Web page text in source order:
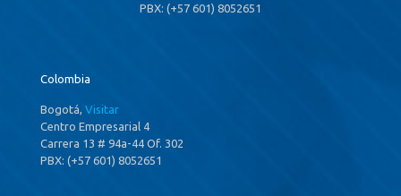
PBX: (+57 601) 8052651
Colombia
Bogotá, Visitar
Centro Empresarial 4
Carrera 13 # 94a-44 Of. 302
PBX: (+57 601) 8052651